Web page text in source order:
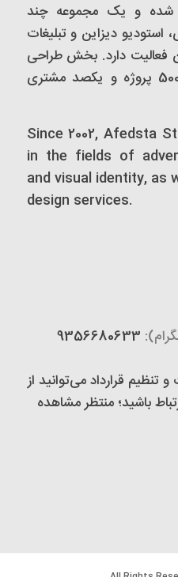
و یک مجموعه‌ چند
دیزاین و تبلیغات
سال 1382 تاکنون فعالیت دارد. بخش طراحی
و تبلیغات اَفدستا بیش از 500 پروژه و یکصد مشتری
Since 2002, Afedsta
in the fields of
and visual identity, as
design services.
قرارداد می‌توانید از
باشید؛ منتظر مشاهده